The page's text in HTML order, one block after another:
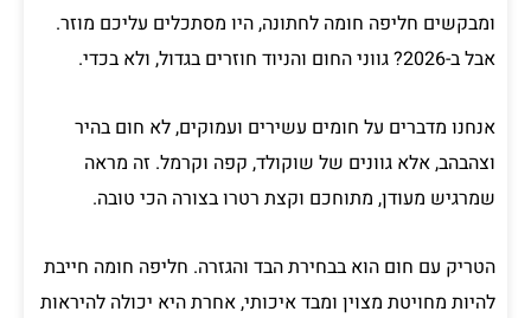
ומבקשים חליפה חומה לחתונה, היו מסתכלים עליכם מוזר.
אבל ב-2026? גווני החום והניוד חוזרים בגדול, ולא בכדי.
אנחנו מדברים על חומים עשירים ועמוקים, לא חום בהיר
וצהבהב, אלא גוונים של שוקולד, קפה וקרמל. זה מראה
שמרגיש מעודן, מתוחכם וקצת רטרו בצורה הכי טובה.
הטריק עם חום הוא בבחירת הבד והגזרה. חליפה חומה חייבת
להיות מחויטת מצוין ומבד איכותי, אחרת היא יכולה להיראות